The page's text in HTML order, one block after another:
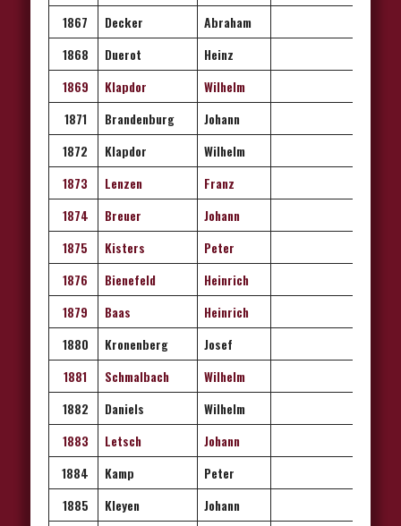
1867
Decker
Abraham
1868
Duerot
Heinz
1869
Klapdor
Wilhelm
1871
Brandenburg
Johann
1872
Klapdor
Wilhelm
1873
Lenzen
Franz
1874
Breuer
Johann
1875
Kisters
Peter
1876
Bienefeld
Heinrich
1879
Baas
Heinrich
1880
Kronenberg
Josef
1881
Schmalbach
Wilhelm
1882
Daniels
Wilhelm
1883
Letsch
Johann
1884
Kamp
Peter
1885
Kleyen
Johann